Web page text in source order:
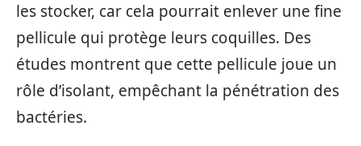
les stocker, car cela pourrait enlever une fine
pellicule qui protège leurs coquilles. Des
études montrent que cette pellicule joue un
rôle d’isolant, empêchant la pénétration des
bactéries.